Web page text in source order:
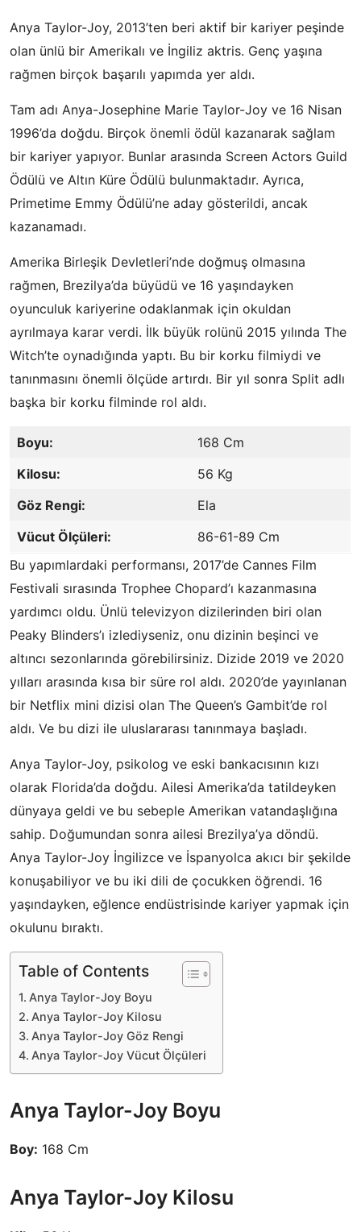
Anya Taylor-Joy, 2013’ten beri aktif bir kariyer peşinde
olan ünlü bir Amerikalı ve İngiliz aktris. Genç yaşına
rağmen birçok başarılı yapımda yer aldı.
Tam adı Anya-Josephine Marie Taylor-Joy ve 16 Nisan
1996’da doğdu. Birçok önemli ödül kazanarak sağlam
bir kariyer yapıyor. Bunlar arasında Screen Actors Guild
Ödülü ve Altın Küre Ödülü bulunmaktadır. Ayrıca,
Primetime Emmy Ödülü’ne aday gösterildi, ancak
kazanamadı.
Amerika Birleşik Devletleri’nde doğmuş olmasına
rağmen, Brezilya’da büyüdü ve 16 yaşındayken
oyunculuk kariyerine odaklanmak için okuldan
ayrılmaya karar verdi. İlk büyük rolünü 2015 yılında The
Witch’te oynadığında yaptı. Bu bir korku filmiydi ve
tanınmasını önemli ölçüde artırdı. Bir yıl sonra Split adlı
başka bir korku filminde rol aldı.
Boyu:
168 Cm
Kilosu:
56 Kg
Göz Rengi:
Ela
Vücut Ölçüleri:
86-61-89 Cm
Bu yapımlardaki performansı, 2017’de Cannes Film
Festivali sırasında Trophee Chopard’ı kazanmasına
yardımcı oldu. Ünlü televizyon dizilerinden biri olan
Peaky Blinders’ı izlediyseniz, onu dizinin beşinci ve
altıncı sezonlarında görebilirsiniz. Dizide 2019 ve 2020
yılları arasında kısa bir süre rol aldı. 2020’de yayınlanan
bir Netflix mini dizisi olan The Queen’s Gambit’de rol
aldı. Ve bu dizi ile uluslararası tanınmaya başladı.
Anya Taylor-Joy, psikolog ve eski bankacısının kızı
olarak Florida’da doğdu. Ailesi Amerika’da tatildeyken
dünyaya geldi ve bu sebeple Amerikan vatandaşlığına
sahip. Doğumundan sonra ailesi Brezilya’ya döndü.
Anya Taylor-Joy İngilizce ve İspanyolca akıcı bir şekilde
konuşabiliyor ve bu iki dili de çocukken öğrendi. 16
yaşındayken, eğlence endüstrisinde kariyer yapmak için
okulunu bıraktı.
Table of Contents
Anya Taylor-Joy Boyu
Anya Taylor-Joy Kilosu
Anya Taylor-Joy Göz Rengi
Anya Taylor-Joy Vücut Ölçüleri
Anya Taylor-Joy Boyu
Boy: 168 Cm
Anya Taylor-Joy Kilosu